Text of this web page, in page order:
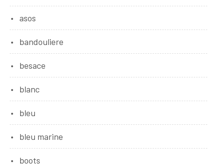
asos
bandouliere
besace
blanc
bleu
bleu marine
boots